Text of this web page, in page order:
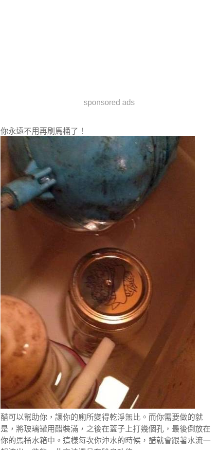
sponsored ads
你永遠不用再刷馬桶了！
醋可以幫助你，讓你的廁所變得乾淨無比。而你需要做的就
是，將玻璃罐用醋裝滿，之後在蓋子上打幾個孔，最後倒放在
你的馬桶水箱中。這樣每次你沖水的時候，醋就會跟著水流一